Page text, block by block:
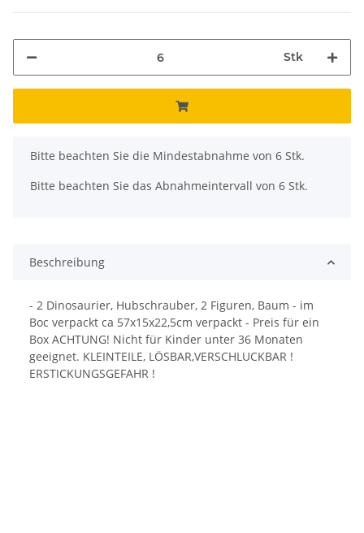
Stk
x
Bitte beachten Sie die Mindestabnahme von 6 Stk.
Bitte beachten Sie das Abnahmeintervall von 6 Stk.
Beschreibung
- 2 Dinosaurier, Hubschrauber, 2 Figuren, Baum - im
Boc verpackt ca 57x15x22,5cm verpackt - Preis für ein
Box ACHTUNG! Nicht für Kinder unter 36 Monaten
geeignet. KLEINTEILE, LÖSBAR,VERSCHLUCKBAR !
ERSTICKUNGSGEFAHR !